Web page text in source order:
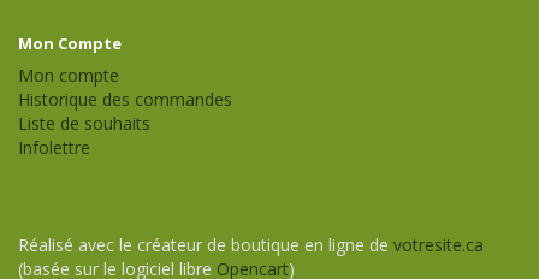
Mon Compte
Mon compte
Historique des commandes
Liste de souhaits
Infolettre
Réalisé avec le créateur de boutique en ligne de votresite.ca
(basée sur le logiciel libre Opencart)